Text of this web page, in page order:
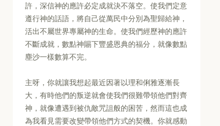
許，深信神的應許必定成就決不落空。使我們定意
遵行神的話語，將自己從萬民中分別為聖歸給神，
活出不屬世界專屬神的生命。使我們經歷神的應許
不斷成就，數點神賜下豐盛恩典的福分，就像數點
塵沙一樣數算不完。
主呀，你就讓我想起最近因著以理和俐雅逐漸長
大，有時他們的叛逆就會使我們很難帶領他們對齊
神，就像遭遇到被仇敵咒詛般的困苦，然而這也成
為我看見需要改變帶領他們方式的契機。你就感動